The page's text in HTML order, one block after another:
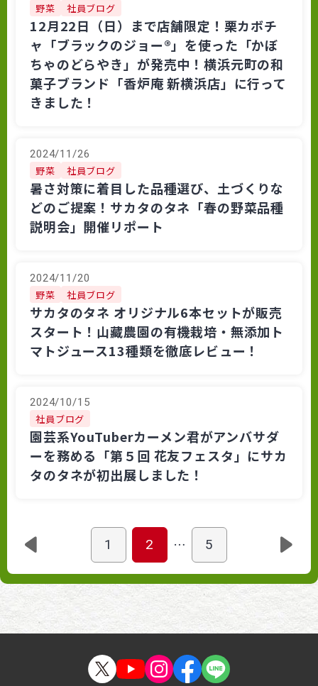
野菜 社員ブログ
12月22日（日）まで店舗限定！栗カボチ
ャ「ブラックのジョー®」を使った「かぼ
ちゃのどらやき」が発売中！横浜元町の和
菓子ブランド「香炉庵 新横浜店」に行って
きました！
2024/11/26
野菜 社員ブログ
暑さ対策に着目した品種選び、土づくりな
どのご提案！サカタのタネ「春の野菜品種
説明会」開催リポート
2024/11/20
野菜 社員ブログ
サカタのタネ オリジナル6本セットが販売
スタート！山藏農園の有機栽培・無添加ト
マトジュース13種類を徹底レビュー！
2024/10/15
社員ブログ
園芸系YouTuberカーメン君がアンバサダ
ーを務める「第５回 花友フェスタ」にサカ
タのタネが初出展しました！
1 2 … 5